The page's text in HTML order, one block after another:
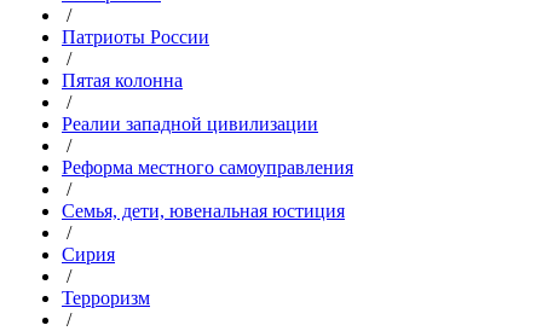
/
Патриоты России
/
Пятая колонна
/
Реалии западной цивилизации
/
Реформа местного самоуправления
/
Семья, дети, ювенальная юстиция
/
Сирия
/
Терроризм
/